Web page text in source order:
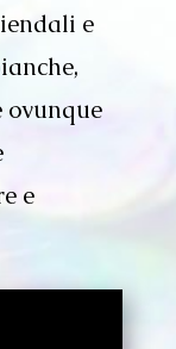
e
ovunque
e